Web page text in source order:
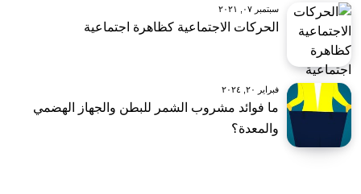
سبتمبر ٠٧, ٢٠٢١
الحركات الاجتماعية كظاهرة اجتماعية
فبراير ٢٠, ٢٠٢٤
ما فوائد مشروب الشمر للبطن والجهاز الهضمي
والمعدة؟